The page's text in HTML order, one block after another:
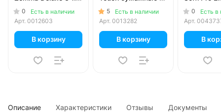
сл. 90шт (1шт)
0
Есть в наличии
Арт. 0012603
В корзину
хлопком 3D
коробка 3-х сл
5
Есть в наличии
Арт. 0013282
В корзину
слойные
уп.
0
Есть в
Арт.
В
Описание Характеристики Отзывы Документы